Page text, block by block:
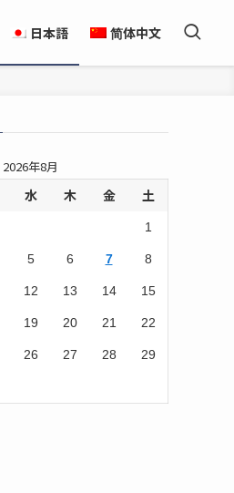
日本語 简体中文
2026年8月
水 木 金 土
1
5 6 7 8
12 13 14 15
19 20 21 22
26 27 28 29